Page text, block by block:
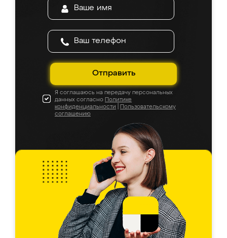
Отправить
Я соглашаюсь на передачу персональных
данных согласно Политике
конфиденциальности
Пользовательскому
соглашению